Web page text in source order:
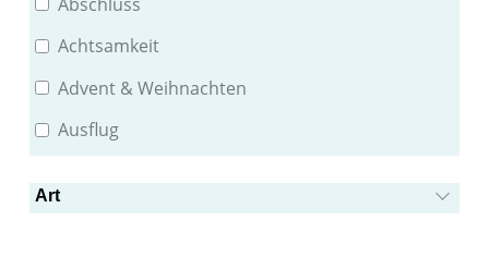
Achtsamkeit
Advent & Weihnachten
Ausflug
Art